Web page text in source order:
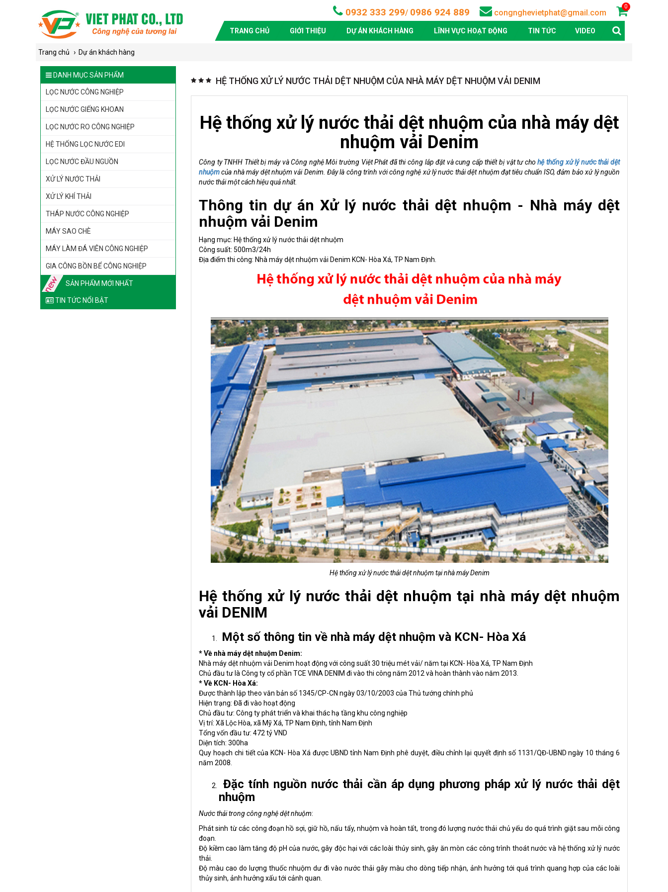
0932 333 299/ 0986 924 889 congnghevietphat@gmail.com
0
TRANG CHỦ GIỚI THIỆU DỰ ÁN KHÁCH HÀNG LĨNH VỰC HOẠT ĐỘNG TIN TỨC VIDEO
Trang chủ › Dự án khách hàng
DANH MỤC SẢN PHẨM
LỌC NƯỚC CÔNG NGHIỆP
LỌC NƯỚC GIẾNG KHOAN
LỌC NƯỚC RO CÔNG NGHIỆP
HỆ THỐNG LỌC NƯỚC EDI
LỌC NƯỚC ĐẦU NGUỒN
XỬ LÝ NƯỚC THẢI
XỬ LÝ KHÍ THẢI
THÁP NƯỚC CÔNG NGHIỆP
MÁY SAO CHÈ
MÁY LÀM ĐÁ VIÊN CÔNG NGHIỆP
GIA CÔNG BỒN BỂ CÔNG NGHIỆP
SẢN PHẨM MỚI NHẤT
TIN TỨC NỔI BẬT
HỆ THỐNG XỬ LÝ NƯỚC THẢI DỆT NHUỘM CỦA NHÀ MÁY DỆT NHUỘM VẢI DENIM
Hệ thống xử lý nước thải dệt nhuộm của nhà máy dệt
nhuộm vải Denim
Công ty TNHH Thiết bị máy và Công nghệ Môi trường Việt Phát đã thi công lắp đặt và cung cấp thiết bị vật tư chohệ thống xử lý nước thải dệt
nhuộmcủa nhà máy dệt nhuộm vải Denim. Đây là công trình với công nghệ xử lý nước thải dệt nhuộm đạt tiêu chuẩn ISO, đảm bảo xử lý nguồn
nước thải một cách hiệu quả nhất.
Thông tin dự án Xử lý nước thải dệt nhuộm - Nhà máy dệt
nhuộm vải Denim
Hạng mục: Hệ thống xử lýnước thải dệt nhuộm
Công suất: 500m3/24h
Địa điểm thi công: Nhà máy dệt nhuộm vải Denim KCN- Hòa Xá, TP Nam Định.
Hệ thống xử lý nước thải dệt nhuộm tại nhà máy Denim
Hệ thống xử lý nước thải dệt nhuộm tại nhà máy dệt nhuộm
vải DENIM
Một số thông tin về nhà máy dệt nhuộm và KCN- Hòa Xá
* Về nhà máy dệt nhuộm Denim:
Nhà máy dệt nhuộm vải Denim hoạt động với công suất 30 triệu mét vải/ năm tại KCN- Hòa Xá, TP Nam Định
Chủ đầu tư là Công ty cổ phần TCE VINA DENIM đi vào thi công năm 2012 và hoàn thành vào năm 2013.
* Về KCN- Hòa Xá:
Được thành lập theo văn bản số 1345/CP-CN ngày 03/10/2003 của Thủ tướng chính phủ
Hiện trạng: Đã đi vào hoạt động
Chủ đầu tư: Công ty phát triển và khai thác hạ tầng khu công nghiệp
Vị trí: Xã Lộc Hòa, xã Mỹ Xá, TP Nam Định, tỉnh Nam Định
Tổng vốn đầu tư: 472 tỷ VND
Diện tích: 300ha
Quy hoạch chi tiết của KCN- Hòa Xá được UBND tỉnh Nam Định phê duyệt, điều chỉnh lại quyết định số 1131/QĐ-UBND ngày 10 tháng 6
năm 2008.
Đặc tính nguồn nước thải cần áp dụng phương pháp xử lý nước thải dệt
nhuộm
Nước thải trong công nghệ dệt nhuộm:
Phát sinh từ các công đoạn hồ sợi, giữ hồ, nấu tẩy, nhuộm và hoàn tất, trong đó lượng nước thải chủ yếu do quá trình giặt sau mỗi công
đoạn.
Độ kiềm cao làm tăng độ pH của nước, gây độc hại với các loài thủy sinh, gây ăn mòn các công trình thoát nước và hệ thống xử lý nước
thải
Độ màu cao do lượng thuốc nhuộm dư đi vào nước thải gây màu cho dòng tiếp nhận, ảnh hưởng tới quá trình quang hợp của các loài
thủy sinh, ảnh hưởng xấu tới cảnh quan.